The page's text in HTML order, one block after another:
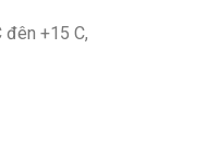
+15 C,